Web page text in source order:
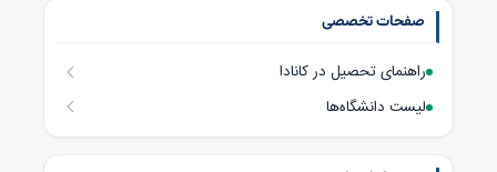
صفحات تخصصی
راهنمای تحصیل در کانادا
لیست دانشگاه‌ها